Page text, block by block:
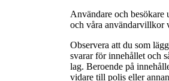
Användare och besökare
och våra användarvillkor
Observera att du som
svarar för innehållet och
lag. Beroende på
vidare till polis eller